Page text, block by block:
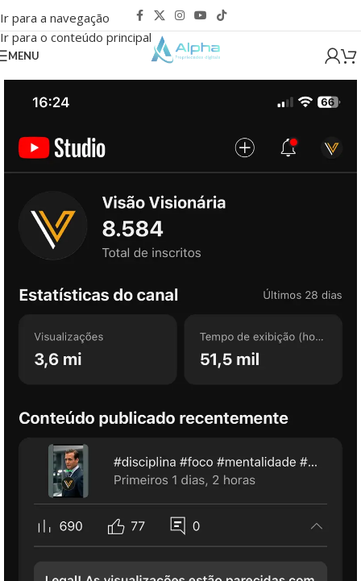
Ir para a navegação
Ir para o conteúdo principal
MENU